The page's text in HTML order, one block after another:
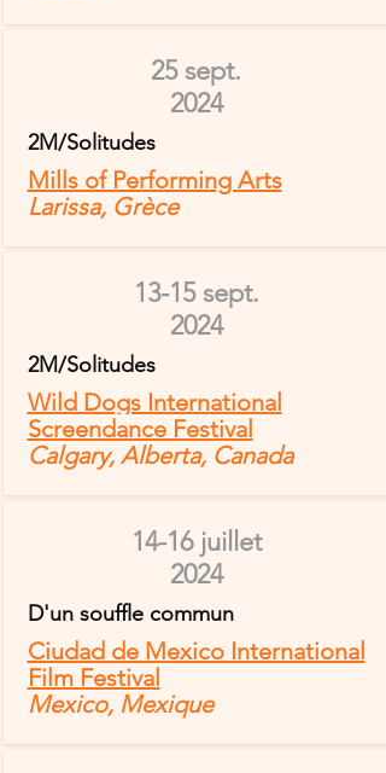
25 sept.
2024
2M/Solitudes
Mills of Performing Arts
Larissa, Grèce
13-15 sept.
2024
2M/Solitudes
Wild Dogs International
Screendance Festival
Calgary, Alberta, Canada
14-16 juillet
2024
D'un souffle commun
Ciudad de Mexico International
Film Festival
Mexico, Mexique